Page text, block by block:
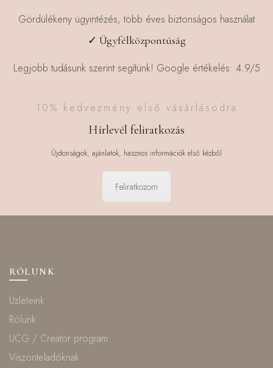
Gördülékeny ügyintézés, több éves biztonságos használat
✓ Ügyfélközpontúság
Legjobb tudásunk szerint segítünk! Google értékelés: 4.9/5
10% kedvezmény első vásárlásodra
Hírlevél feliratkozás
Újdonságok, ajánlatok, hasznos információk első kézből
Feliratkozom
RÓLUNK
Üzleteink
Rólunk
UCG / Creator program
Viszonteladóknak